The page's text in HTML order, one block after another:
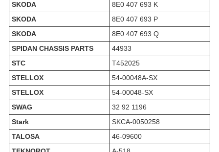
SKODA
8E0 407 693 K
SKODA
8E0 407 693 P
SKODA
8E0 407 693 Q
SPIDAN CHASSIS PARTS
44933
STC
T452025
STELLOX
54-00048A-SX
STELLOX
54-00048-SX
SWAG
32 92 1196
Stark
SKCA-0050258
TALOSA
46-09600